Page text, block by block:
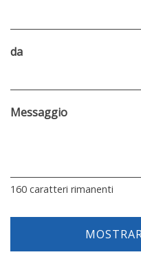
da
Messaggio
160 caratteri rimanenti